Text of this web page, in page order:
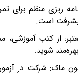
ریزی منظم برای
است.
از کتب آموزشی،
شوید.
ماک: شرکت در